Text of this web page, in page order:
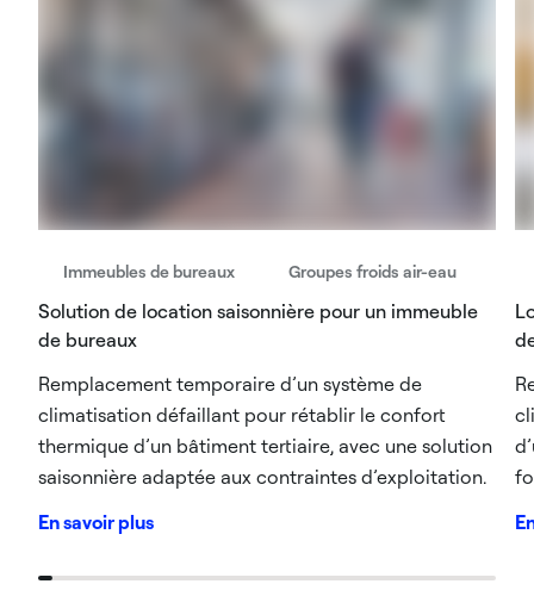
Immeubles de bureaux Groupes froids air-eau
Solution de location saisonnière pour un immeuble
de bureaux
Remplacement temporaire d’un système de
climatisation défaillant pour rétablir le confort
thermique d’un bâtiment tertiaire, avec une solution
saisonnière adaptée aux contraintes d’exploitation.
En savoir plus